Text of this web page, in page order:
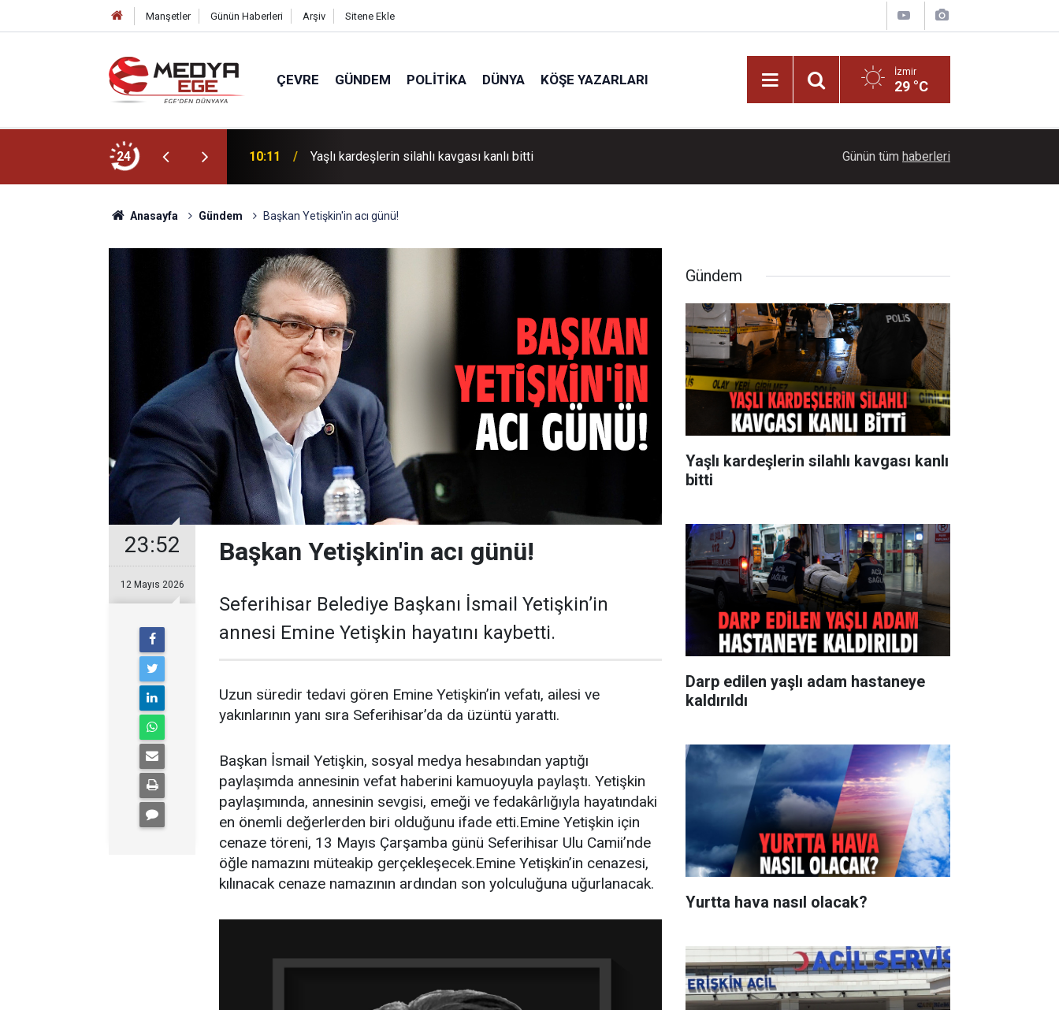
Manşetler Günün Haberleri Arşiv Sitene Ekle
ÇEVRE GÜNDEM POLITIKA DÜNYA KÖŞE YAZARLARI İzmir
29 °C
24
ve Vintage Yüzük Modellerine İlgi
10:11 Yaşlı kardeşlerin silahlı kavgası kanlı bitti Büyükşehir Belediyesi'nden Karşıyaka Stadı
Günün tüm haberleri
Anasayfa Gündem Başkan Yetişkin'in acı günü!
23:52
12 Mayıs 2026
Başkan Yetişkin'in acı günü!
Seferihisar Belediye Başkanı İsmail Yetişkin’in
annesi Emine Yetişkin hayatını kaybetti.
Uzun süredir tedavi gören Emine Yetişkin’in vefatı, ailesi ve
yakınlarının yanı sıra Seferihisar’da da üzüntü yarattı.
Başkan İsmail Yetişkin, sosyal medya hesabından yaptığı
paylaşımda annesinin vefat haberini kamuoyuyla paylaştı. Yetişkin
paylaşımında, annesinin sevgisi, emeği ve fedakârlığıyla hayatındaki
en önemli değerlerden biri olduğunu ifade etti.Emine Yetişkin için
cenaze töreni, 13 Mayıs Çarşamba günü Seferihisar Ulu Camii’nde
öğle namazını müteakip gerçekleşecek.Emine Yetişkin’in cenazesi,
kılınacak cenaze namazının ardından son yolculuğuna uğurlanacak.
Gündem
Yaşlı kardeşlerin silahlı kavgası kanlı
bitti
Darp edilen yaşlı adam hastaneye
kaldırıldı
Yurtta hava nasıl olacak?